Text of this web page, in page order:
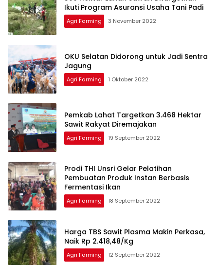
Ikuti Program Asuransi Usaha Tani Padi
Agri Farming 3 November 2022
OKU Selatan Didorong untuk Jadi Sentra
Jagung
Agri Farming 1 Oktober 2022
Pemkab Lahat Targetkan 3.468 Hektar
Sawit Rakyat Diremajakan
Agri Farming 19 September 2022
Prodi THI Unsri Gelar Pelatihan
Pembuatan Produk Instan Berbasis
Fermentasi Ikan
Agri Farming 18 September 2022
Harga TBS Sawit Plasma Makin Perkasa,
Naik Rp 2.418,48/Kg
Agri Farming 12 September 2022